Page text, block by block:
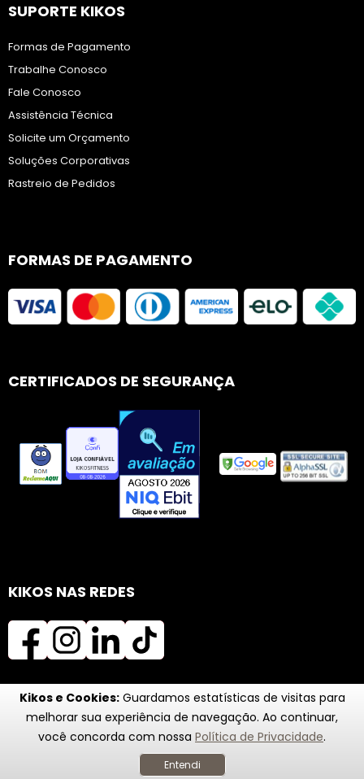
Kikos e Cookies:Guardamos estatísticas de visitas para
melhorar sua experiência de navegação. Ao continuar,
você concorda com nossa Política de Privacidade.
Entendi
SUPORTE KIKOS
Formas de Pagamento
Trabalhe Conosco
Fale Conosco
Assistência Técnica
Solicite um Orçamento
Soluções Corporativas
Rastreio de Pedidos
FORMAS DE PAGAMENTO
CERTIFICADOS DE SEGURANÇA
KIKOS NAS REDES